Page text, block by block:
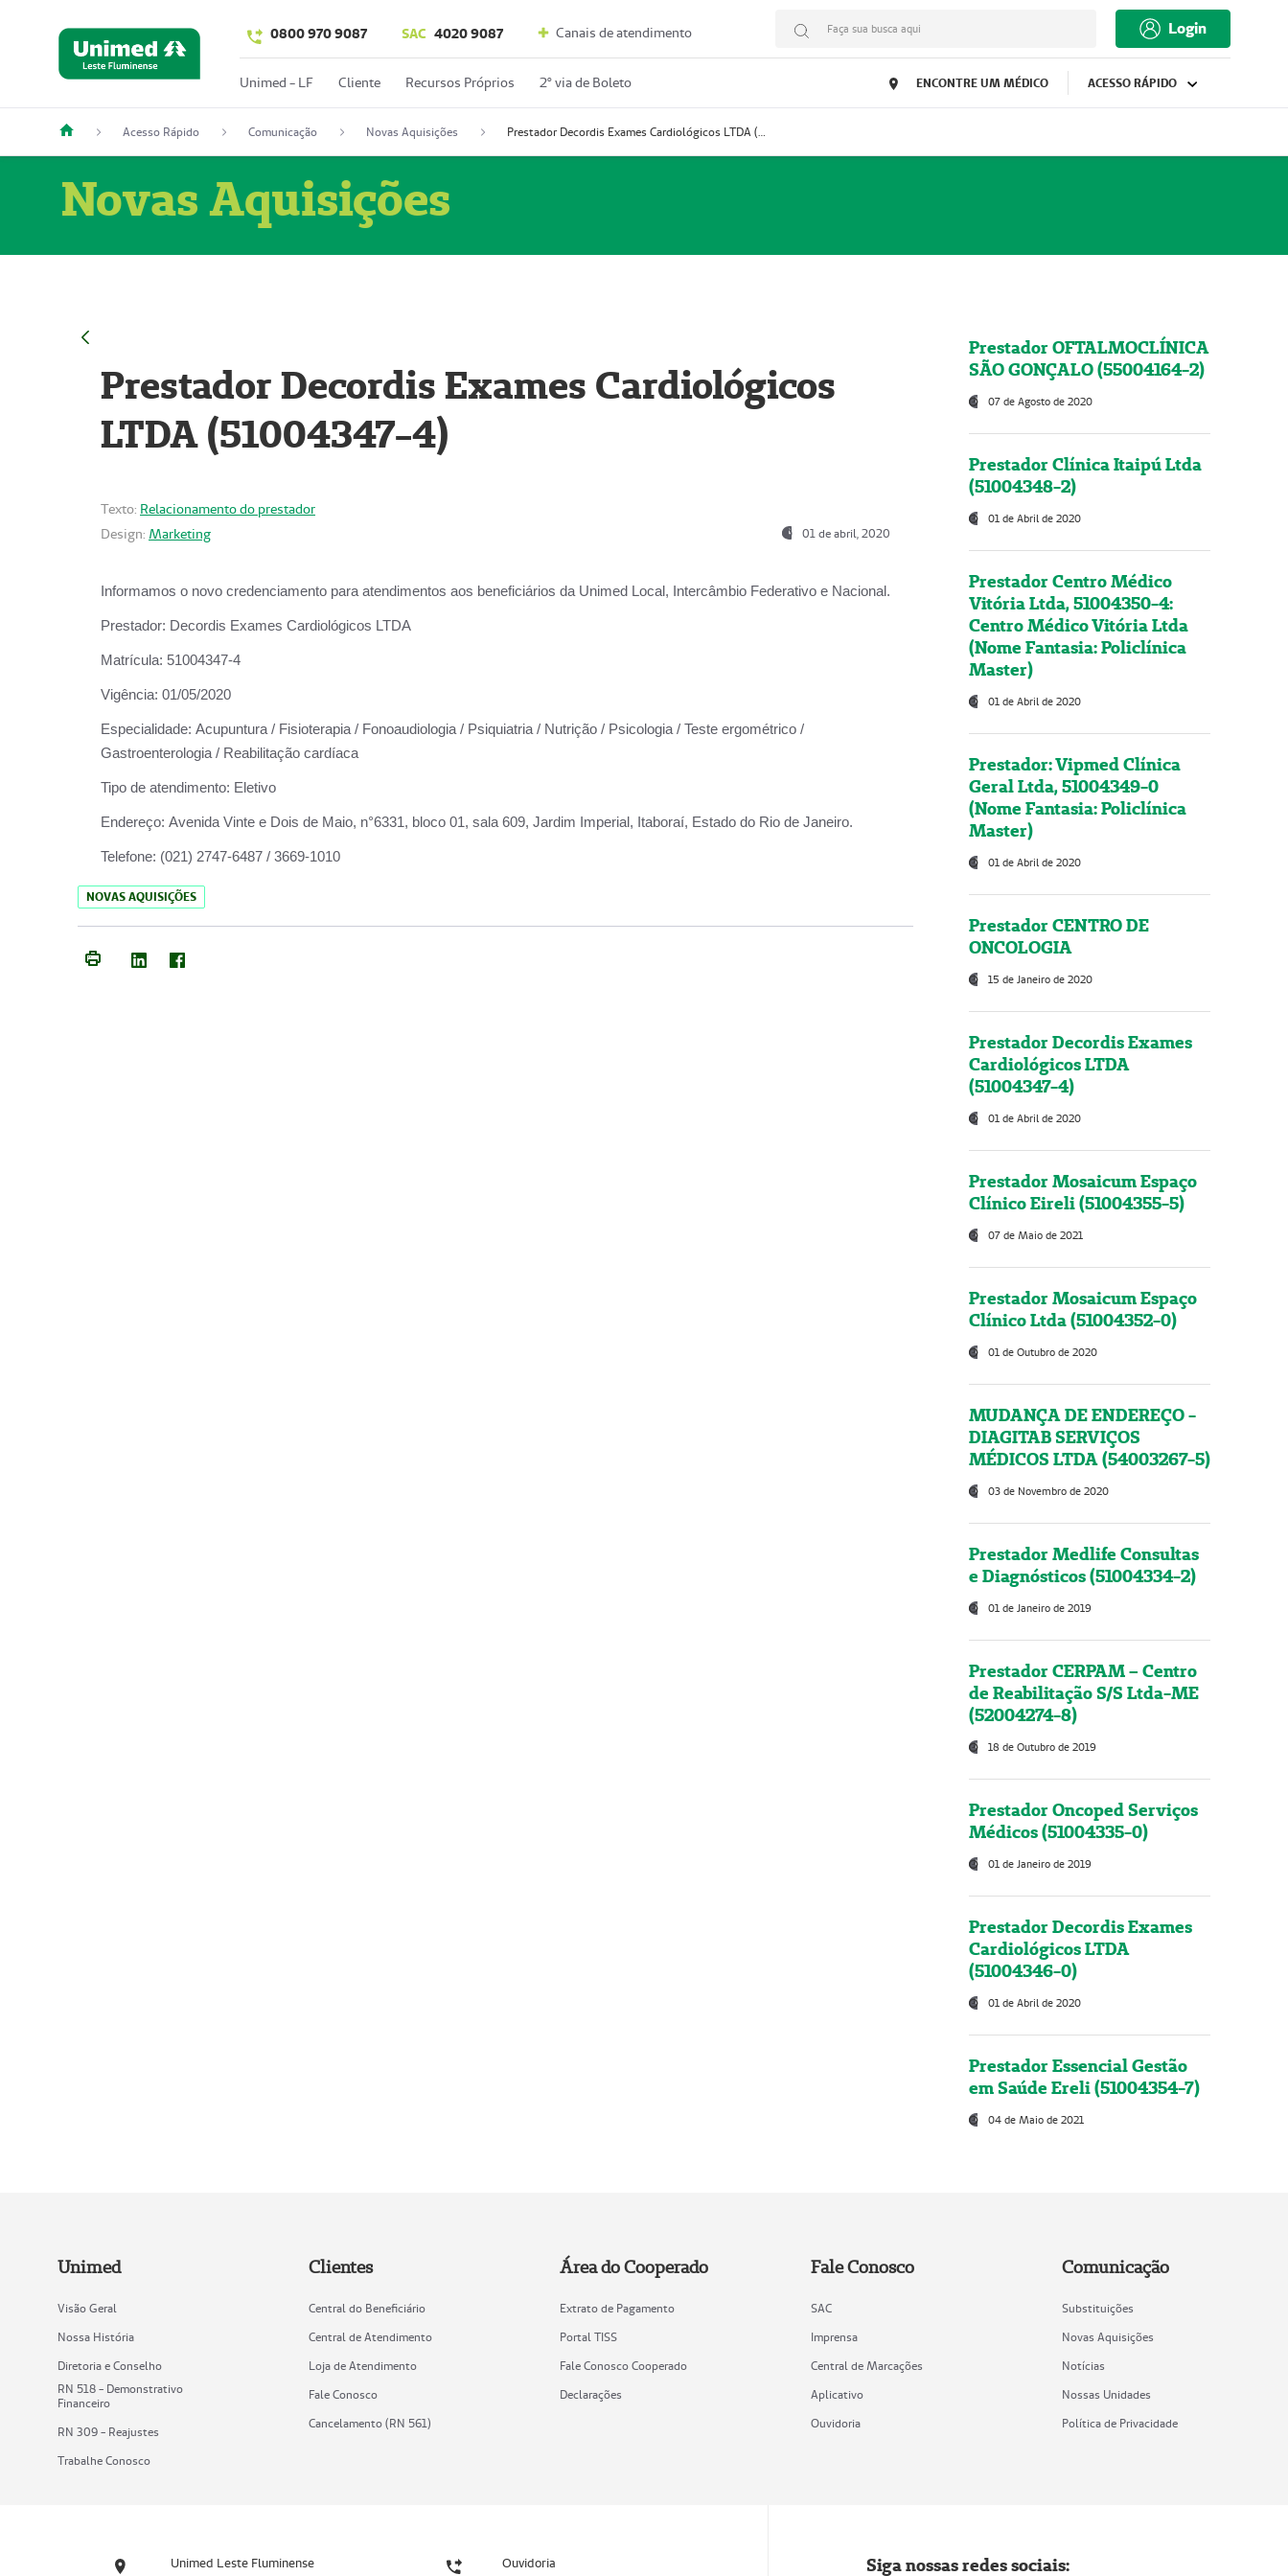
0800 970 9087 SAC 4020 9087 Canais de atendimento Faça sua busca aqui Login
Unimed - LF Cliente Recursos Próprios 2º via de Boleto ENCONTRE UM MÉDICO ACESSO RÁPIDO
Acesso Rápido Comunicação Novas Aquisições Prestador Decordis Exames Cardiológicos LTDA (51004347-4)
Novas Aquisições
Prestador Decordis Exames Cardiológicos
LTDA (51004347-4)
Texto: Relacionamento do prestador
Design: Marketing 01 de abril, 2020
Informamos o novo credenciamento para atendimentos aos beneficiários da Unimed Local, Intercâmbio Federativo e Nacional.
Prestador: Decordis Exames Cardiológicos LTDA
Matrícula: 51004347-4
Vigência: 01/05/2020
Especialidade: Acupuntura / Fisioterapia / Fonoaudiologia / Psiquiatria / Nutrição / Psicologia / Teste ergométrico /
Gastroenterologia / Reabilitação cardíaca
Tipo de atendimento: Eletivo
Endereço: Avenida Vinte e Dois de Maio, n°6331, bloco 01, sala 609, Jardim Imperial, Itaboraí, Estado do Rio de Janeiro.
Telefone: (021) 2747-6487 / 3669-1010
NOVAS AQUISIÇÕES
Prestador OFTALMOCLÍNICA
SÃO GONÇALO (55004164-2)
07 de Agosto de 2020
Prestador Clínica Itaipú Ltda
(51004348-2)
01 de Abril de 2020
Prestador Centro Médico
Vitória Ltda, 51004350-4:
Centro Médico Vitória Ltda
(Nome Fantasia: Policlínica
Master)
01 de Abril de 2020
Prestador: Vipmed Clínica
Geral Ltda, 51004349-0
(Nome Fantasia: Policlínica
Master)
01 de Abril de 2020
Prestador CENTRO DE
ONCOLOGIA
15 de Janeiro de 2020
Prestador Decordis Exames
Cardiológicos LTDA
(51004347-4)
01 de Abril de 2020
Prestador Mosaicum Espaço
Clínico Eireli (51004355-5)
07 de Maio de 2021
Prestador Mosaicum Espaço
Clínico Ltda (51004352-0)
01 de Outubro de 2020
MUDANÇA DE ENDEREÇO -
DIAGITAB SERVIÇOS
MÉDICOS LTDA (54003267-5)
03 de Novembro de 2020
Prestador Medlife Consultas
e Diagnósticos (51004334-2)
01 de Janeiro de 2019
Prestador CERPAM – Centro
de Reabilitação S/S Ltda-ME
(52004274-8)
18 de Outubro de 2019
Prestador Oncoped Serviços
Médicos (51004335-0)
01 de Janeiro de 2019
Prestador Decordis Exames
Cardiológicos LTDA
(51004346-0)
01 de Abril de 2020
Prestador Essencial Gestão
em Saúde Ereli (51004354-7)
04 de Maio de 2021
Unimed
Visão Geral
Nossa História
Diretoria e Conselho
RN 518 - Demonstrativo
Financeiro
RN 309 - Reajustes
Trabalhe Conosco
Clientes
Central do Beneficiário
Central de Atendimento
Loja de Atendimento
Fale Conosco
Cancelamento (RN 561)
Área do Cooperado
Extrato de Pagamento
Portal TISS
Fale Conosco Cooperado
Declarações
Fale Conosco
SAC
Imprensa
Central de Marcações
Aplicativo
Ouvidoria
Comunicação
Substituições
Novas Aquisições
Notícias
Nossas Unidades
Política de Privacidade
Unimed Leste Fluminense Ouvidoria Siga nossas redes sociais: